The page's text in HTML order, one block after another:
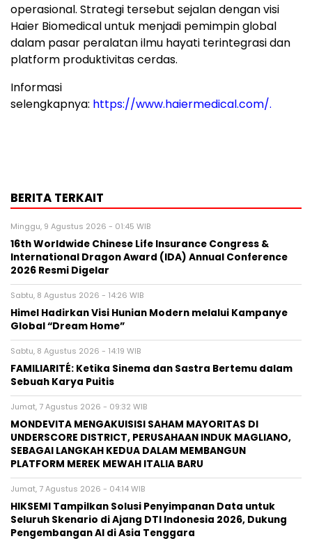
operasional. Strategi tersebut sejalan dengan visi
Haier Biomedical untuk menjadi pemimpin global
dalam pasar peralatan ilmu hayati terintegrasi dan
platform produktivitas cerdas.
Informasi
selengkapnya: https://www.haiermedical.com/.
BERITA TERKAIT
Minggu, 9 Agustus 2026 - 01:45 WIB
16th Worldwide Chinese Life Insurance Congress &
International Dragon Award (IDA) Annual Conference
2026 Resmi Digelar
Sabtu, 8 Agustus 2026 - 14:26 WIB
Himel Hadirkan Visi Hunian Modern melalui Kampanye
Global “Dream Home”
Sabtu, 8 Agustus 2026 - 14:19 WIB
FAMILIARITÉ: Ketika Sinema dan Sastra Bertemu dalam
Sebuah Karya Puitis
Jumat, 7 Agustus 2026 - 09:32 WIB
MONDEVITA MENGAKUISISI SAHAM MAYORITAS DI
UNDERSCORE DISTRICT, PERUSAHAAN INDUK MAGLIANO,
SEBAGAI LANGKAH KEDUA DALAM MEMBANGUN
PLATFORM MEREK MEWAH ITALIA BARU
Jumat, 7 Agustus 2026 - 04:14 WIB
HIKSEMI Tampilkan Solusi Penyimpanan Data untuk
Seluruh Skenario di Ajang DTI Indonesia 2026, Dukung
Pengembangan AI di Asia Tenggara